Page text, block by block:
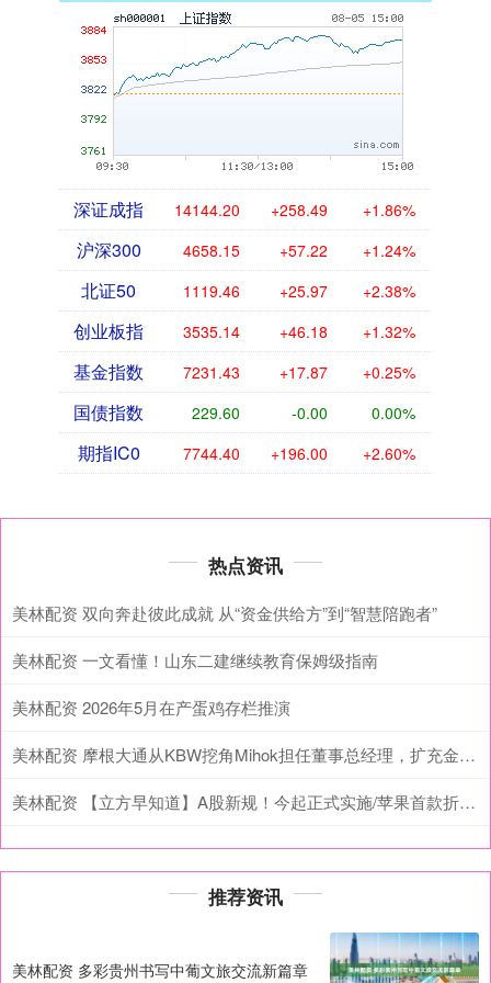
深证成指 14144.20 +258.49 +1.86%
沪深300 4658.15 +57.22 +1.24%
北证50 1119.46 +25.97 +2.38%
创业板指 3535.14 +46.18 +1.32%
基金指数 7231.43 +17.87 +0.25%
国债指数 229.60 -0.00 0.00%
期指IC0 7744.40 +196.00 +2.60%
热点资讯
美林配资 双向奔赴彼此成就 从“资金供给方”到“智慧陪跑者”
美林配资 一文看懂！山东二建继续教育保姆级指南
美林配资 2026年5月在产蛋鸡存栏推演
美林配资 摩根大通从KBW挖角Mihok担任董事总经理，扩充金融机构团队
美林配资 【立方早知道】A股新规！今起正式实施/苹果首款折叠屏已试产/电商未来发展方向明确
推荐资讯
美林配资 多彩贵州书写中葡文旅交流新篇章